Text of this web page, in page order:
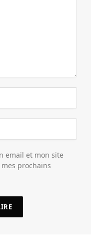
email et mon site
prochains